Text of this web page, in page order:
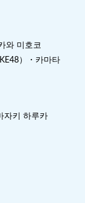
와 미호코
）・카마타
자키 하루카